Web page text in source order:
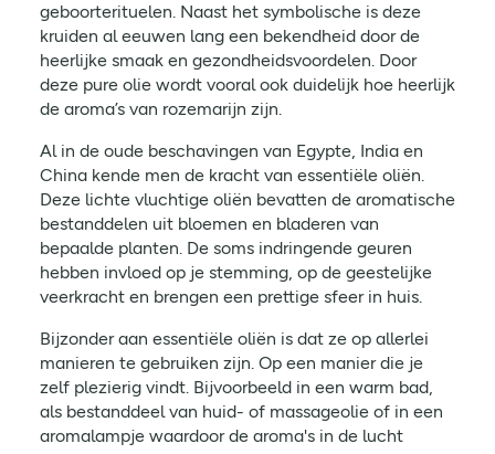
geboorterituelen. Naast het symbolische is deze
kruiden al eeuwen lang een bekendheid door de
heerlijke smaak en gezondheidsvoordelen. Door
deze pure olie wordt vooral ook duidelijk hoe heerlijk
de aroma’s van rozemarijn zijn.
Al in de oude beschavingen van Egypte, India en
China kende men de kracht van essentiële oliën.
Deze lichte vluchtige oliën bevatten de aromatische
bestanddelen uit bloemen en bladeren van
bepaalde planten. De soms indringende geuren
hebben invloed op je stemming, op de geestelijke
veerkracht en brengen een prettige sfeer in huis.
Bijzonder aan essentiële oliën is dat ze op allerlei
manieren te gebruiken zijn. Op een manier die je
zelf plezierig vindt. Bijvoorbeeld in een warm bad,
als bestanddeel van huid- of massageolie of in een
aromalampje waardoor de aroma's in de lucht